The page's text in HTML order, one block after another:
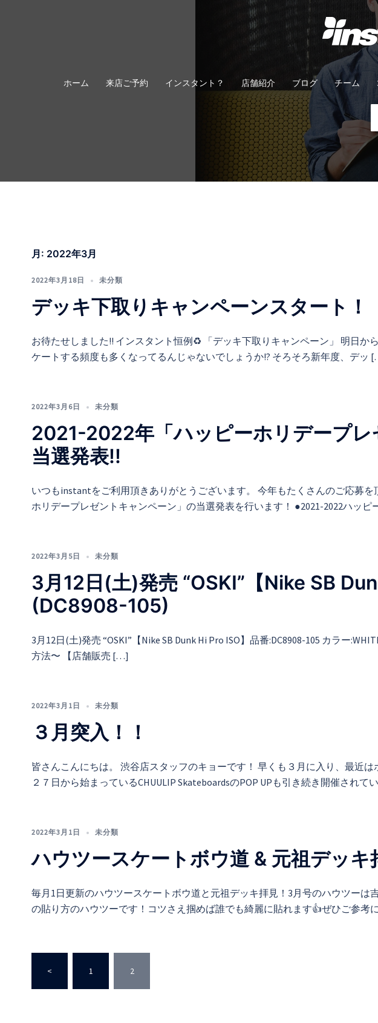
ホーム 来店ご予約 インスタント？ 店舗紹介 ブログ チーム
月: 2022年3月
2022年3月18日 未分類
デッキ下取りキャンペーンスタート！
お待たせしました!! インスタント恒例♻️ 「デッキ下取りキャンペーン」 明日か
ケートする頻度も多くなってるんじゃないでしょうか!? そろそろ新年度、デッ
2022年3月6日 未分類
2021-2022年「ハッピーホリデープレ
当選発表!!
いつもinstantをご利用頂きありがとうございます。 今年もたくさんのご応募
ホリデープレゼントキャンペーン」の当選発表を行います！ ●2021-2022ハッ
2022年3月5日 未分類
3月12日(土)発売 “OSKI”【Nike SB
(DC8908-105)
3月12日(土)発売 “OSKI”【Nike SB Dunk Hi Pro ISO】品番:DC8908-105 カラー
方法〜 【店舗販売 […]
2022年3月1日 未分類
３月突入！！
皆さんこんにちは。 渋谷店スタッフのキョーです！ 早くも３月に入り、最近
２７日から始まっているCHUULIP SkateboardsのPOP UPも引き続き開催され
2022年3月1日 未分類
ハウツースケートボウ道 & 元祖デッ
毎月1日更新のハウツースケートボウ道と元祖デッキ拝見！3月号のハウツーは
の貼り方のハウツーです！コツさえ掴めば誰でも綺麗に貼れます👍ぜひご参考に
投
稿
< 1 2